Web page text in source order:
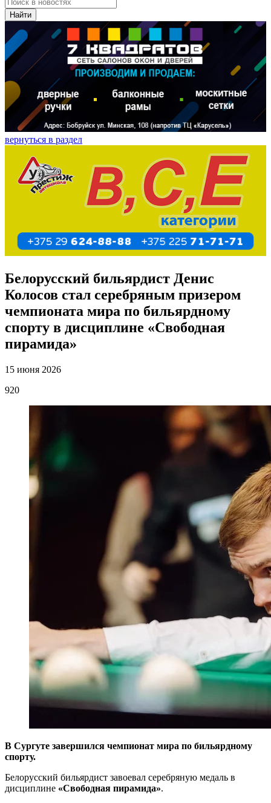
Найти
вернуться в раздел
Белорусский бильярдист Денис
Колосов стал серебряным призером
чемпионата мира по бильярдному
спорту в дисциплине «Свободная
пирамида»
15 июня 2026
920
В Сургуте завершился чемпионат мира по бильярдному
спорту.
Белорусский бильярдист завоевал серебряную медаль в
дисциплине «Свободная пирамида».